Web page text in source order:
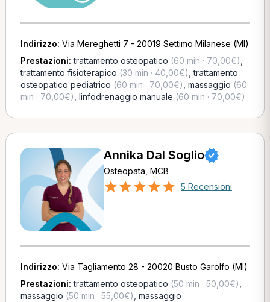
Indirizzo: Via Mereghetti 7 - 20019 Settimo Milanese (MI)
Prestazioni:trattamento osteopatico (60 min · 70,00€)
trattamento fisioterapico (30 min · 40,00€) ,trattamento
osteopatico pediatrico (60 min · 70,00€) massaggio (60
min · 70,00€) linfodrenaggio manuale (60 min · 70,00€)
Annika Dal Soglio
Osteopata, MCB
5 Recensioni
Indirizzo: Via Tagliamento 28 - 20020 Busto Garolfo (MI)
Prestazioni:trattamento osteopatico (50 min · 50,00€)
massaggio (50 min · 55,00€) massaggio